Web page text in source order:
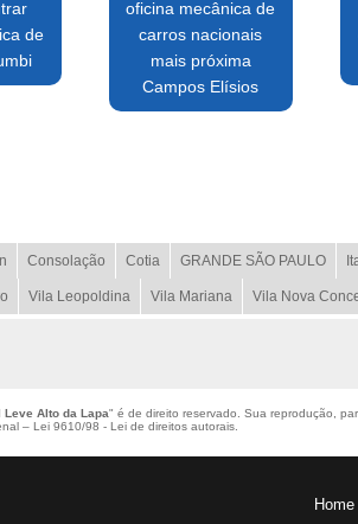
de
oficina mecânica de
carros nacionais
mais próxima
Campos Elísios
Consolação Cotia GRANDE SÃO PAULO
Vila Leopoldina Vila Mariana Vila Nova
Alto da Lapa" é de direito reservado. Sua reprodução,
– Lei 9610/98 - Lei de direitos autorais.
Home